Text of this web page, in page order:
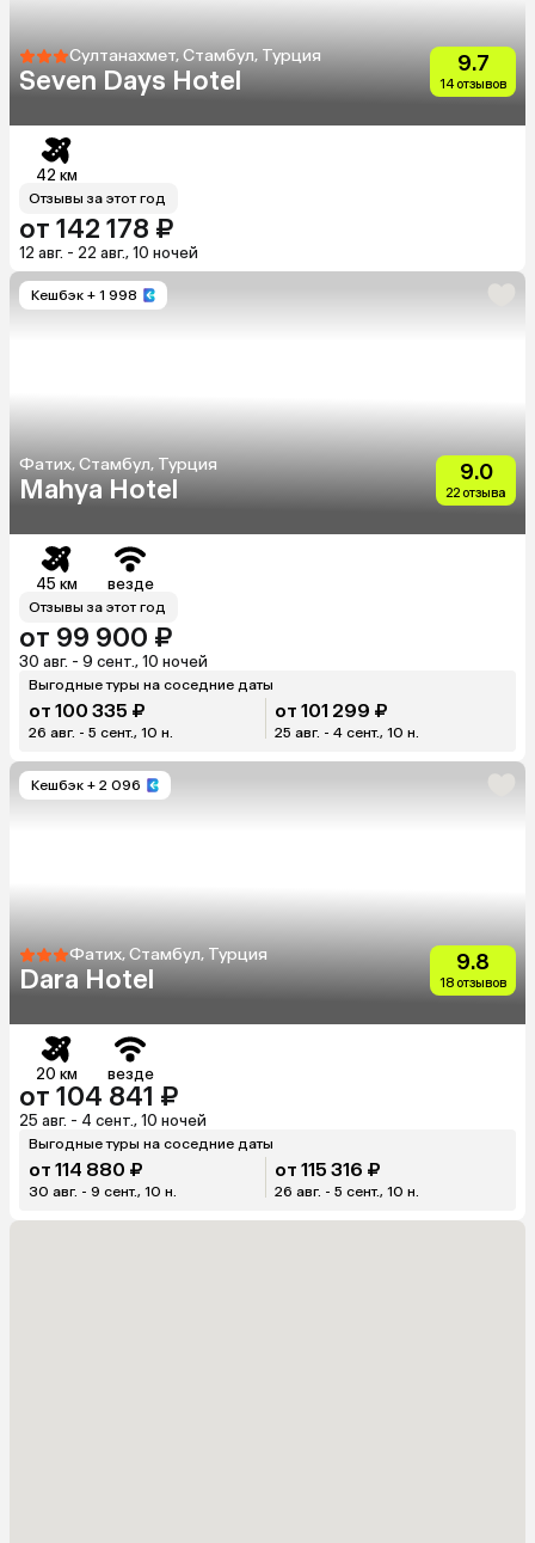
Султанахмет, Стамбул, Турция
Seven Days Hotel
9.7
14 отзывов
42 км
Отзывы за этот год
от 142 178 ₽
12 авг. - 22 авг., 10 ночей
Кешбэк + 1 998
Фатих, Стамбул, Турция
Mahya Hotel
9.0
22 отзыва
45 км везде
Отзывы за этот год
от 99 900 ₽
30 авг. - 9 сент., 10 ночей
Выгодные туры на соседние даты
от 100 335 ₽
26 авг. - 5 сент., 10 н.
от 101 299 ₽
25 авг. - 4 сент., 10 н.
Кешбэк + 2 096
Фатих, Стамбул, Турция
Dara Hotel
9.8
18 отзывов
20 км везде
от 104 841 ₽
25 авг. - 4 сент., 10 ночей
Выгодные туры на соседние даты
от 114 880 ₽
30 авг. - 9 сент., 10 н.
от 115 316 ₽
26 авг. - 5 сент., 10 н.